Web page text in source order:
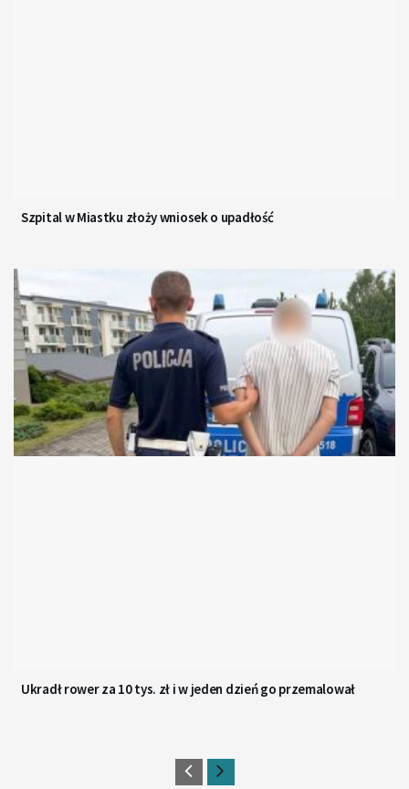
Szpital w Miastku złoży wniosek o upadłość
Ukradł rower za 10 tys. zł i w jeden dzień go przemalował